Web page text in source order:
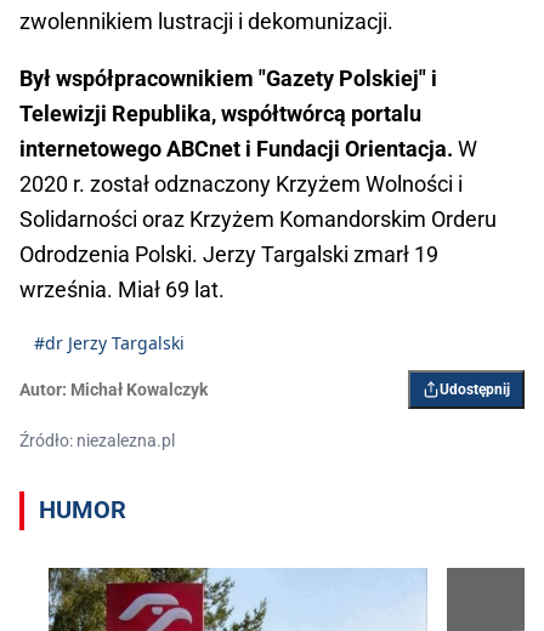
zwolennikiem lustracji i dekomunizacji.
Był współpracownikiem "Gazety Polskiej" i
Telewizji Republika, współtwórcą portalu
internetowego ABCnet i Fundacji Orientacja. W
2020 r. został odznaczony Krzyżem Wolności i
Solidarności oraz Krzyżem Komandorskim Orderu
Odrodzenia Polski. Jerzy Targalski zmarł 19
września. Miał 69 lat.
#dr Jerzy Targalski
Autor: Michał Kowalczyk Udostępnij
Źródło: niezalezna.pl
HUMOR